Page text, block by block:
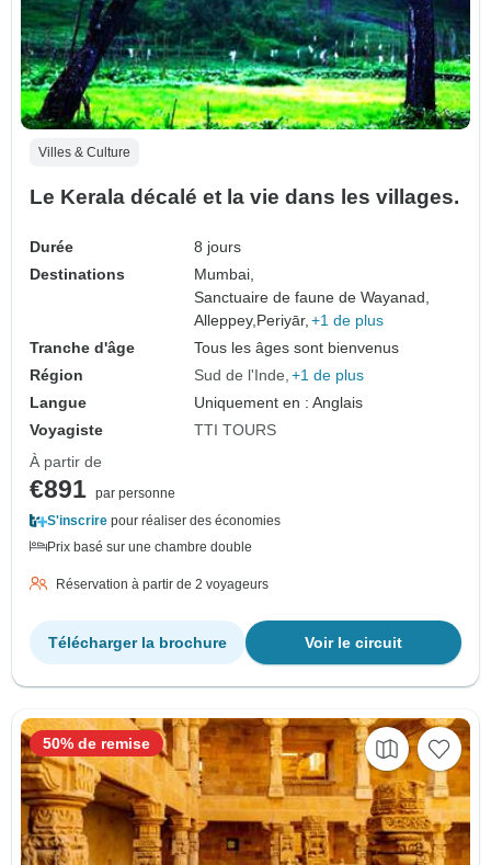
Villes & Culture
Le Kerala décalé et la vie dans les villages.
Durée
8 jours
Destinations
Mumbai,
Sanctuaire de faune de Wayanad,
Alleppey, Periyār, +1 de plus
Tranche d'âge
Tous les âges sont bienvenus
Région
Sud de l'Inde +1 de plus
Langue
Uniquement en : Anglais
Voyagiste
TTI TOURS
À partir de
€891 par personne
S'inscrire pour réaliser des économies
Prix basé sur une chambre double
Réservation à partir de 2 voyageurs
Voir le circuit
Télécharger la brochure
50% de remise